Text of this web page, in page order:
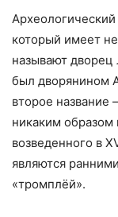
который имеет
называют дворец
был дворянином
второе название
никаким образом
возведенного в
являются
«тромплёй».